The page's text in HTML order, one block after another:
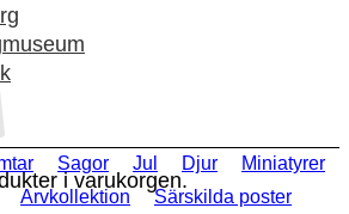
i varukorgen.
Sagor Jul Djur
Miniatyrer
Arvkollektion
Särskilda poster